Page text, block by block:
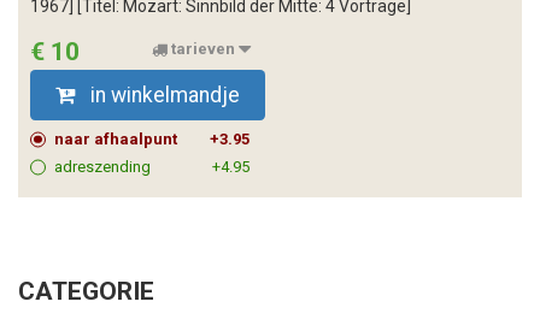
1967] [Titel: Mozart: Sinnbild der Mitte: 4 Vorträge]
€ 10 tarieven
in winkelmandje
naar afhaalpunt
+3.95
adreszending
+4.95
CATEGORIE